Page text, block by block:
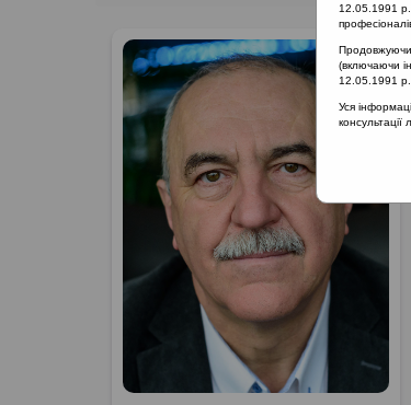
12.05.1991 р.
Продовжуючи
(включаючи
12.05.1991
Уся
консультації